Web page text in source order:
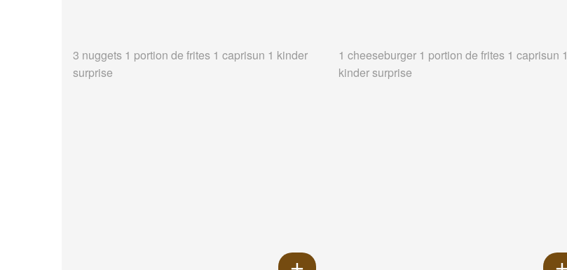
3 nuggets 1 portion de frites 1 caprisun 1 kinder
surprise
1 cheeseburger 1 portion de frites 1 caprisun 1
kinder surprise